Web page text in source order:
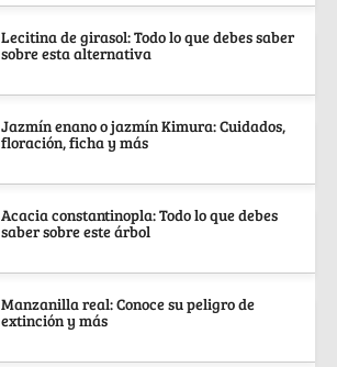
Lecitina de girasol: Todo lo que debes saber
sobre esta alternativa
Jazmín enano o jazmín Kimura: Cuidados,
floración, ficha y más
Acacia constantinopla: Todo lo que debes
saber sobre este árbol
Manzanilla real: Conoce su peligro de
extinción y más